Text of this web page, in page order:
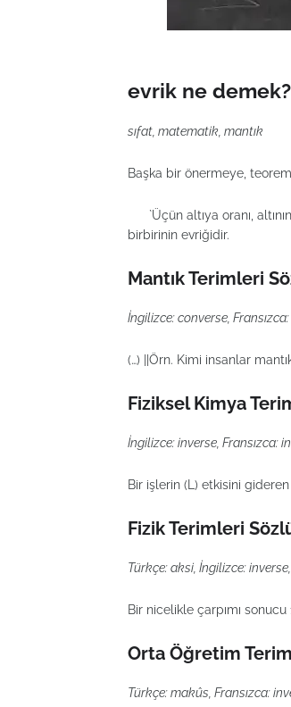
evrik ne demek?
sıfat, matematik, mantık
Başka bir önermeye,
`Üçün altıya oranı,
birbirinin evriğidir.
Mantık Terimleri
İngilizce: converse,
(…) ||Örn. Kimi insanlar
Fiziksel Kimya
İngilizce: inverse, Fransızca:
Bir işlerin (L) etkisini gideren
Fizik Terimleri
Türkçe: aksi, İngilizce:
Bir nicelikle çarpımı
Orta Öğretim
Türkçe: makûs, Fransızca: